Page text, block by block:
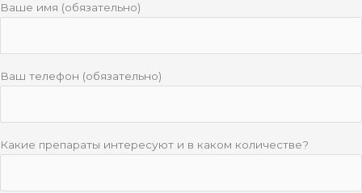
Ваше имя (обязательно)
Ваш телефон (обязательно)
Какие препараты интересуют и в каком количестве?